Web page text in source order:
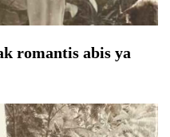
romantis abis ya